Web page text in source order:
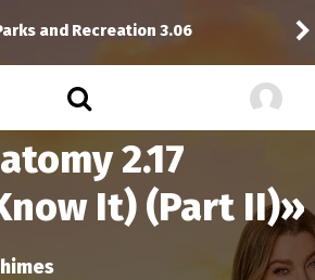
and Recreation 3.06
2.17
It) (Part II)»